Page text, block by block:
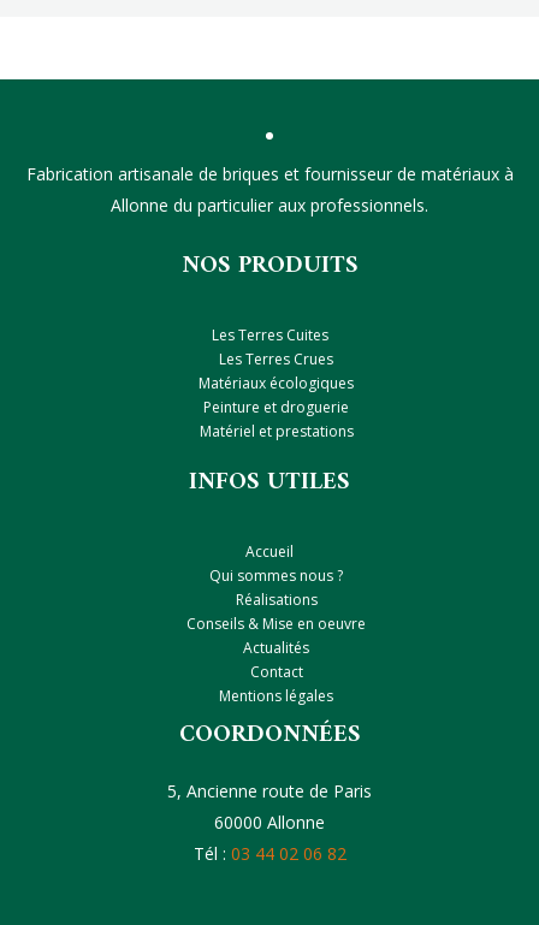
Fabrication artisanale de briques et fournisseur de matériaux à
Allonne du particulier aux professionnels.
NOS PRODUITS
Les Terres Cuites
Les Terres Crues
Matériaux écologiques
Peinture et droguerie
Matériel et prestations
INFOS UTILES
Accueil
Qui sommes nous ?
Réalisations
Conseils & Mise en oeuvre
Actualités
Contact
Mentions légales
COORDONNÉES
5, Ancienne route de Paris
60000 Allonne
Tél : 03 44 02 06 82